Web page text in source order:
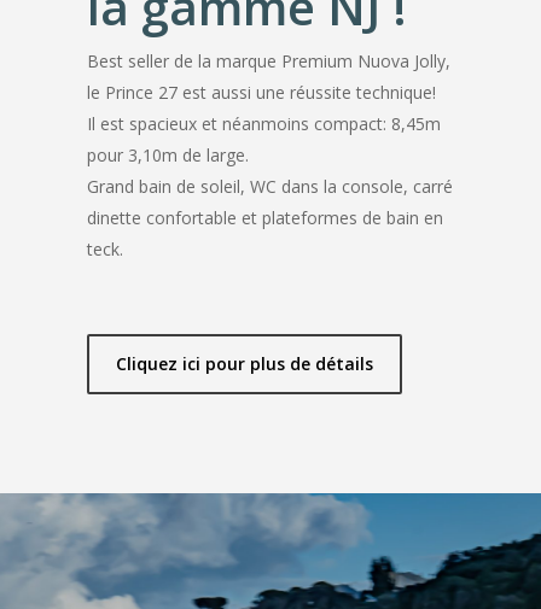
Best seller de la marque Premium Nuova Jolly,
le Prince 27 est aussi une réussite technique!
Il est spacieux et néanmoins compact: 8,45m
pour 3,10m de large.
Grand bain de soleil, WC dans la console, carré
dinette confortable et plateformes de bain en
teck.
Cliquez ici pour plus de détails